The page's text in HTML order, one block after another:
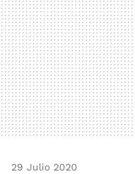
29 Julio 2020